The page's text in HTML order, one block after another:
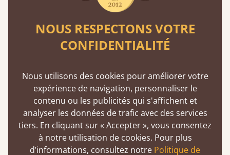
Cookies
publicitaires
sur notre site Internet afin de
agréable. Ils mémorisent les
produits consultés. C’est la
publicités relatives à nos
produits ou services sur d’autres
sites Internet.
Ce type de cookie nous fournit
des informations concernant
votre profil d’utilisateur. Par
NOUS RESPECTONS VOTRE
CONFIDENTIALITÉ
Nous utilisons des cookies pour améliorer votre
expérience de navigation, personnaliser le
contenu ou les publicités qui s'affichent et
analyser les données de trafic avec des services
tiers. En cliquant sur « Accepter », vous consentez
à notre utilisation de cookies. Pour plus
d’informations, consultez notre Politique de